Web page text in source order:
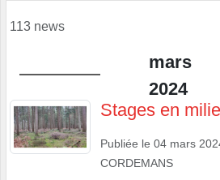
113 news
mars
2024
Stages en
Publiée le 04 mars
CORDEMANS